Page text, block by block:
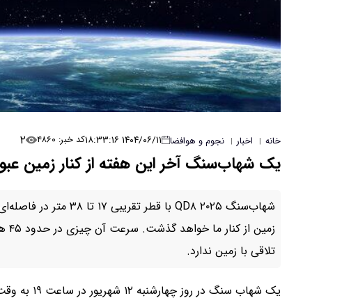
خانه | اخبار | نجوم و هوافضا ۱۴۰۴/۰۶/۱۱ ۱۸:۳۳:۱۶ کد خبر: ۴۸۶۰ ۲
یک شهاب‌سنگ آخر این هفته از کنار زمین
تلاقی با زمین ندارد.